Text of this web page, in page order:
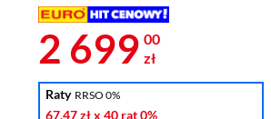
Cena 2 699
2 699 00
zł
Raty RRSO 0%
67,47 złx 40 rat0%